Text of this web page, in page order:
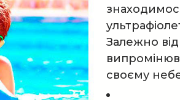
Залежно
своєму